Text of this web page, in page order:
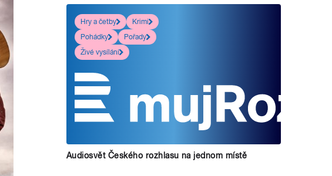
Hry a četby
Krimi
Pohádky
Pořady
Živé vysílání
Audiosvět Českého rozhlasu na jednom místě